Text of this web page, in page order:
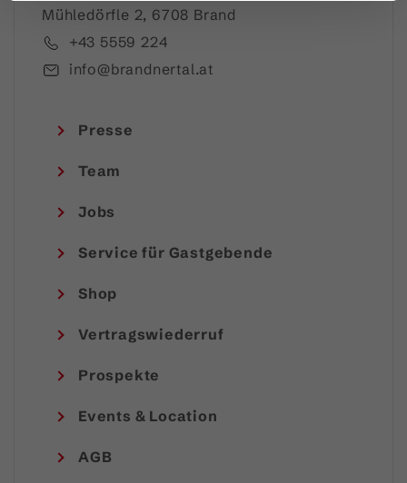
Mühledörfle 2, 6708 Brand
+43 5559 224
info@brandnertal.at
Presse
Team
Jobs
Service für Gastgebende
Shop
Vertragswiederruf
Prospekte
Events & Location
AGB